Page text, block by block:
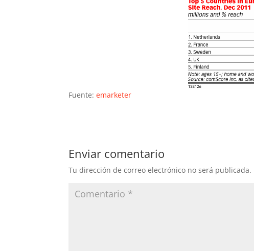
Fuente:emarketer
Enviar comentario
Tu dirección de correo electrónico no será publicada.